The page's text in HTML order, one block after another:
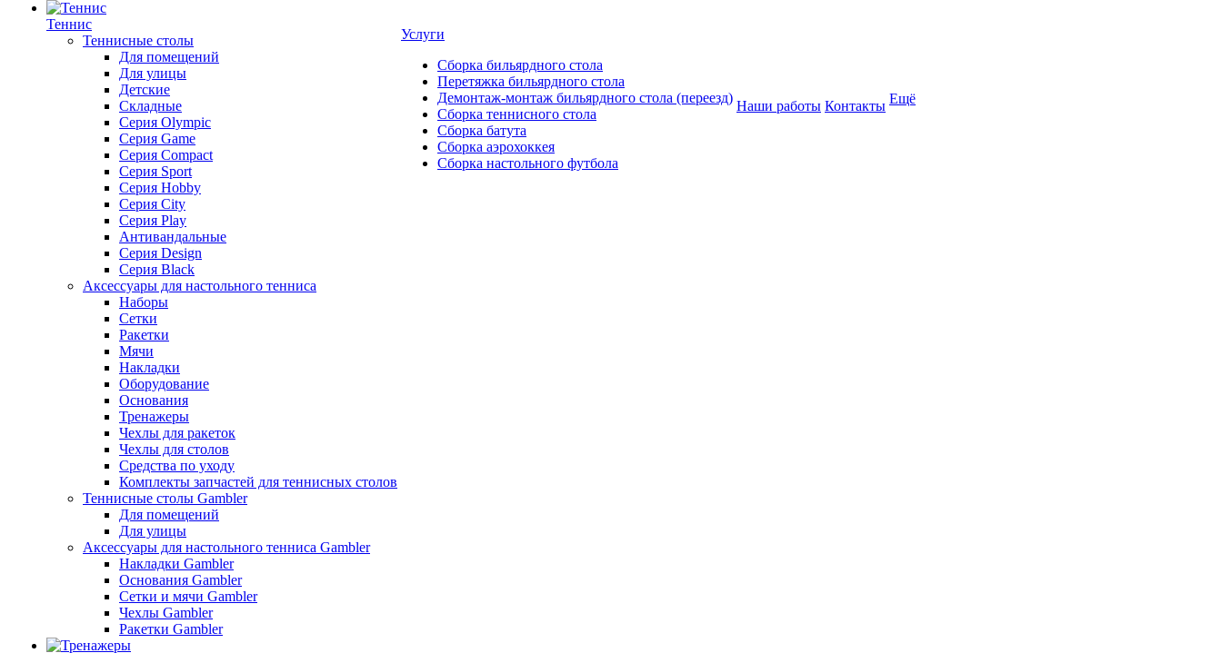
Теннис
Теннисные столы
Для помещений
Для улицы
Детские
Складные
Серия Olympic
Серия Game
Серия Compact
Серия Sport
Серия Hobby
Серия City
Серия Play
Антивандальные
Серия Design
Серия Black
Аксессуары для настольного тенниса
Наборы
Сетки
Ракетки
Мячи
Накладки
Оборудование
Основания
Тренажеры
Чехлы для ракеток
Чехлы для столов
Средства по уходу
Комплекты запчастей для теннисных столов
Теннисные столы Gambler
Для помещений
Для улицы
Аксессуары для настольного тенниса Gambler
Накладки Gambler
Основания Gambler
Сетки и мячи Gambler
Чехлы Gambler
Ракетки Gambler
Услуги
Сборка бильярдного стола
Перетяжка бильярдного стола
Демонтаж-монтаж бильярдного стола (переезд)
Сборка теннисного стола
Сборка батута
Сборка аэрохоккея
Сборка настольного футбола
Наши работы Контакты Ещё